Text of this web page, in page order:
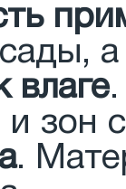
влаге.
и
.